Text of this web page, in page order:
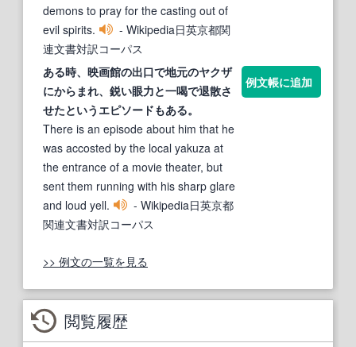
demons to pray for the casting out of
evil spirits.
- Wikipedia日英京都関
連文書対訳コーパス
ある時、映画館の出口で地元のヤクザ
にからまれ、鋭い眼力と一喝で退散さ
せたというエピソードもある。
There is an episode about him that he
was accosted by the local yakuza at
the entrance of a movie theater, but
sent them running with his sharp glare
and loud yell.
- Wikipedia日英京都
関連文書対訳コーパス
例文帳に追加
>> 例文の一覧を見る
閲覧履歴